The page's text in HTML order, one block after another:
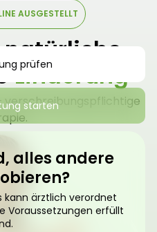
AUSGESTELLT
natürliche
Linderung
verschreibungspflichtige
prüfen
starten
alles andere
kann ärztlich verordnet
Voraussetzungen erfüllt